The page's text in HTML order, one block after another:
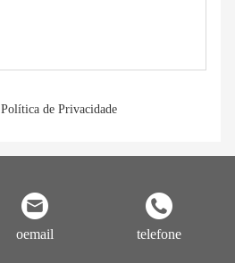
Política de Privacidade
oemail telefone